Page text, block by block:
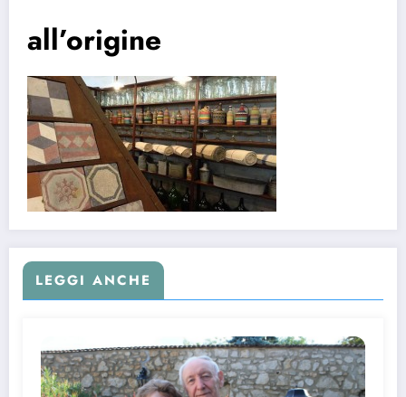
all’origine
LEGGI ANCHE